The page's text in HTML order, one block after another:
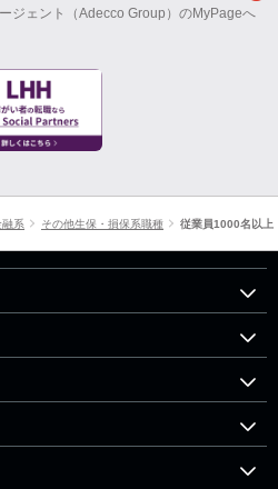
ジェント（Adecco Group）のMyPageへ
融系 その他生保・損保系職種 従業員1000名以上